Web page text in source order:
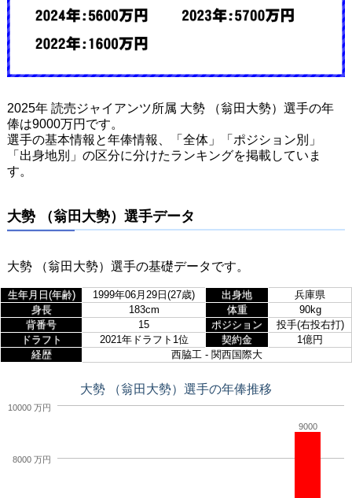
2025年 読売ジャイアンツ所属 大勢 （翁田大勢）選手の年
俸は9000万円です。
選手の基本情報と年俸情報、「全体」「ポジション別」
「出身地別」の区分に分けたランキングを掲載していま
す。
大勢 （翁田大勢）選手データ
大勢 （翁田大勢）選手の基礎データです。
生年月日(年齢) 1999年06月29日(27歳) 出身地
兵庫県
身長
183cm 体重
90kg
背番号
15 ポジション
投手(右投右打)
ドラフト
2021年ドラフト1位 契約金
1億円
経歴
西脇工 - 関西国際大
大勢 （翁田大勢）選手の年俸推移
9000
8000 万円
10000 万円